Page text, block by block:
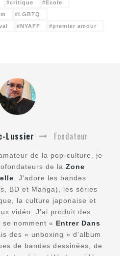
critique
École
LGBTQ
NYAFF
premier amour
Lussier Fondateur
de la pop-culture, je
de la Zone
. J'adore les bandes
BD et Manga), les séries
la culture japonaise et
vidéo. J'ai produit des
nomment « Entrer Dans
des « unboxing » d'album
de bandes dessinées, de